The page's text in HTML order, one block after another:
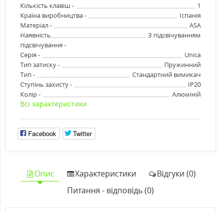
Кількість клавіш -
1
Країна виробництва -
Іспанія
Матеріал -
ASA
Наявність
підсвічування -
З підсвічуванням
Серія -
Unica
Тип затиску -
Пружинний
Тип -
Стандартний вимикач
Ступінь захисту -
IP20
Колір -
Алюміній
Всі характеристики
Facebook Twitter
Опис Характеристики
Відгуки (0)
Питання - відповідь (0)